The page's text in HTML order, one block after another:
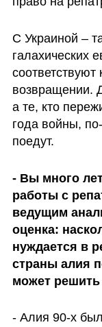
С Украиной –
галахических
возвращении.
а те, кто
года войны,
поедут.
- Вы много
работы с
ведущим
оценка:
нуждается в
страны алия
может решить
- Алия 90-х